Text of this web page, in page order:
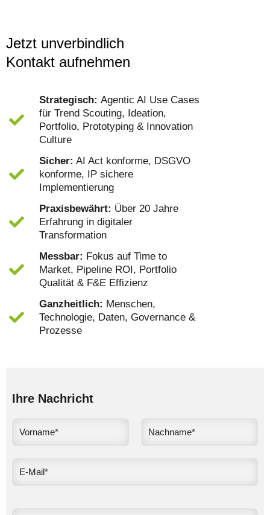
Jetzt unverbindlich
Kontakt aufnehmen
Strategisch:Agentic AI Use Cases
für Trend Scouting, Ideation,
Portfolio, Prototyping & Innovation
Culture
Sicher: AI Act konforme, DSGVO
konforme, IP sichere
Implementierung
Praxisbewährt: Über 20 Jahre
Erfahrung in digitaler
Transformation
Messbar: Fokus auf Time to
Market, Pipeline ROI, Portfolio
Qualität & F&E Effizienz
Ganzheitlich: Menschen,
Technologie, Daten, Governance &
Prozesse
Ihre Nachricht